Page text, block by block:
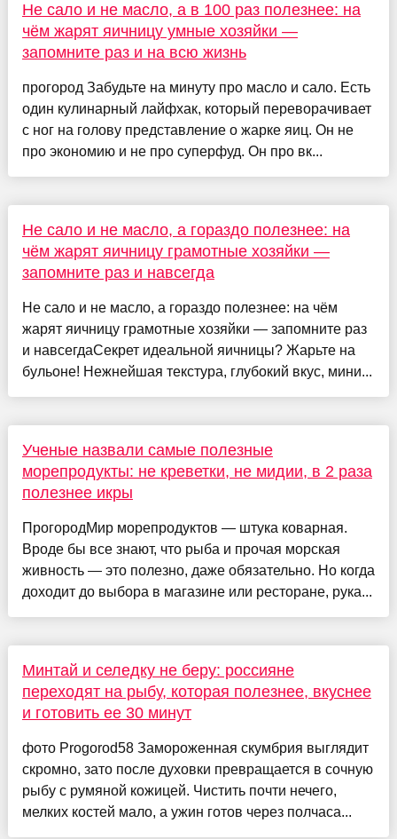
Не сало и не масло, а в 100 раз полезнее: на
чём жарят яичницу умные хозяйки —
запомните раз и на всю жизнь
прогород Забудьте на минуту про масло и сало. Есть
один кулинарный лайфхак, который переворачивает
с ног на голову представление о жарке яиц. Он не
про экономию и не про суперфуд. Он про вк...
Не сало и не масло, а гораздо полезнее: на
чём жарят яичницу грамотные хозяйки —
запомните раз и навсегда
Не сало и не масло, а гораздо полезнее: на чём
жарят яичницу грамотные хозяйки — запомните раз
и навсегдаСекрет идеальной яичницы? Жарьте на
бульоне! Нежнейшая текстура, глубокий вкус, мини...
Ученые назвали самые полезные
морепродукты: не креветки, не мидии, в 2 раза
полезнее икры
ПрогородМир морепродуктов — штука коварная.
Вроде бы все знают, что рыба и прочая морская
живность — это полезно, даже обязательно. Но когда
доходит до выбора в магазине или ресторане, рука...
Минтай и селедку не беру: россияне
переходят на рыбу, которая полезнее, вкуснее
и готовить ее 30 минут
фото Progorod58 Замороженная скумбрия выглядит
скромно, зато после духовки превращается в сочную
рыбу с румяной кожицей. Чистить почти нечего,
мелких костей мало, а ужин готов через полчаса...